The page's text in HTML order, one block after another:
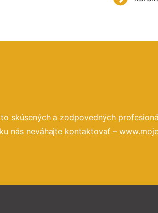
skúsených a zodpovedných
nás neváhajte kontaktovať –